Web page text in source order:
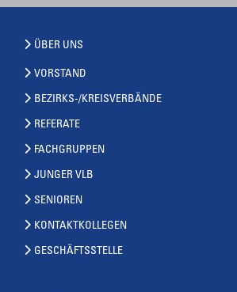
ÜBER UNS
VORSTAND
BEZIRKS-/KREISVERBÄNDE
REFERATE
FACHGRUPPEN
JUNGER VLB
SENIOREN
KONTAKTKOLLEGEN
GESCHÄFTSSTELLE